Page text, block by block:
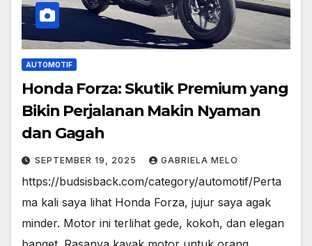
AUTOMOTIF
Honda Forza: Skutik Premium yang
Bikin Perjalanan Makin Nyaman
dan Gagah
SEPTEMBER 19, 2025 GABRIELA MELO
https://budsisback.com/category/automotif/Perta
ma kali saya lihat Honda Forza, jujur saya agak
minder. Motor ini terlihat gede, kokoh, dan elegan